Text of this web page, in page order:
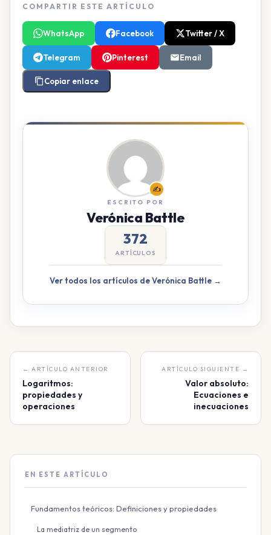
COMPARTIR ESTE ARTÍCULO
WhatsApp Facebook Twitter / X
Telegram Pinterest Email
Copiar enlace
✍️
ESCRITO POR
Verónica Battle
372
ARTÍCULOS
Ver todos los artículos de Verónica Battle →
← ARTÍCULO ANTERIOR
Logaritmos:
propiedades y
operaciones
ARTÍCULO SIGUIENTE →
Valor absoluto:
Ecuaciones e
inecuaciones
EN ESTE ARTÍCULO
Fundamentos teóricos: Definiciones y propiedades
La mediatriz de un segmento